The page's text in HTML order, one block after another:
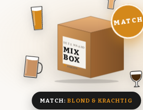
DEZE MAAND
MIX
BOX
8 BIEREN
MATCH
MATCH:BLOND & KRACHTIG